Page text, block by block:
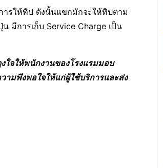
ารให้ทิป ดังนั้นแขกมักจะให้ทิปตาม
มีการเก็บ Service Charge เป็น
ใจให้พนักงานของโรงแรมมอบ
ามพึงพอใจให้แก่ผู้ใช้บริการและส่ง